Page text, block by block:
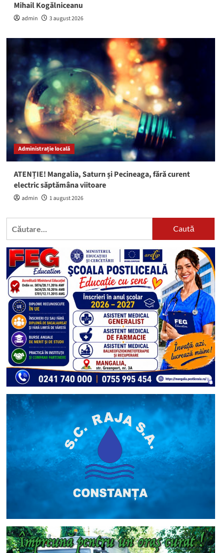
Mihail Kogălniceanu
admin 3 august 2026
Administrație locală
ATENȚIE! Mangalia, Saturn și Pecineaga, fără curent
electric săptămâna viitoare
admin 1 august 2026